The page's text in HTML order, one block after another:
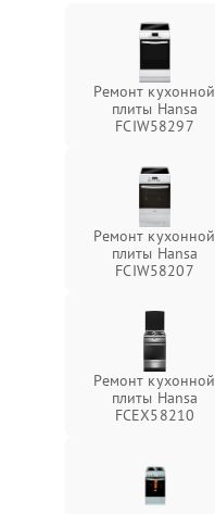
Ремонт кухонной
плиты Hansa
FCIW58297
Ремонт кухонной
плиты Hansa
FCIW58207
Ремонт кухонной
плиты Hansa
FCEX58210